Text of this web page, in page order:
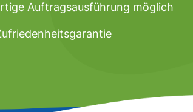
Auftragsausführung möglich